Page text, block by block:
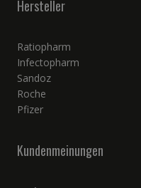
Hersteller
Ratiopharm
Infectopharm
Sandoz
Roche
Pfizer
Kundenmeinungen